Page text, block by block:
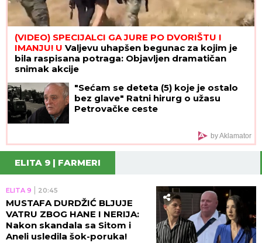
(VIDEO) SPECIJALCI GA JURE PO DVORIŠTU I
IMANJU! U Valjevu uhapšen begunac za kojim je
bila raspisana potraga: Objavljen dramatičan
snimak akcije
"Sećam se deteta (5) koje je ostalo
bez glave" Ratni hirurg o užasu
Petrovačke ceste
by Aklamator
ELITA 9 | FARMERI
ELITA 9 20:45
MUSTAFA DURDŽIĆ BLJUJE
VATRU ZBOG HANE I NERIJA:
Nakon skandala sa Sitom i
Aneli usledila šok-poruka!